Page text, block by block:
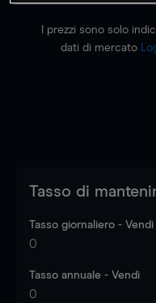
I prezzi sono solo
dati di mercato
Tasso di
Tasso giornaliero - Vendi
0
Tasso annuale - Vendi
0